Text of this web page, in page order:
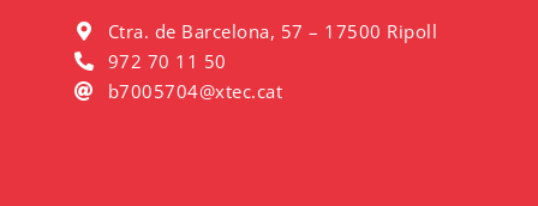
Ctra. de Barcelona, 57 – 17500 Ripoll
972 70 11 50
b7005704@xtec.cat